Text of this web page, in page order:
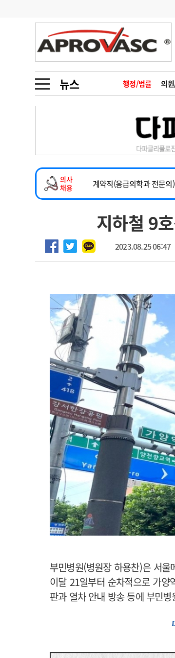
뉴스 행정/법률 의
금주의
1
의사
2
성분
3
AI의
4
전공
메디인포 인사
오피니언 칼럼
인물 초대석
동영상뉴스
포토뉴스
메디 Hospital 지역병원
인포메이션 행정처분
회사소개
의사
채용
2026년 하반기 인턴 모집
마취통증의학과 임기제 임
계약직(응급의학과 전문의
하반기 전공의(레지던트1
2026년 하반기 인턴 모집
마취통증의학과 임기제 임
지하철 9
2023.08.25 06:47
부민병원(병원장 하용찬)은 서
이달 21일부터 순차적으로 가양
판과 열차 안내 방송 등에 부민